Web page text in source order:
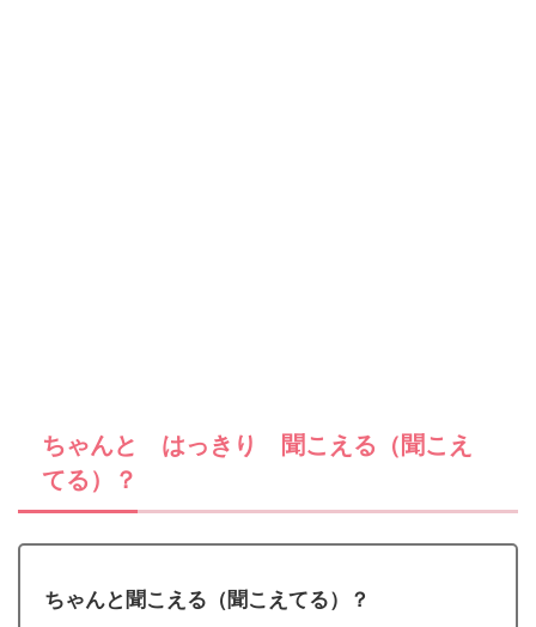
ちゃんと はっきり 聞こえる（聞こえ
てる）？
ちゃんと聞こえる（聞こえてる）？